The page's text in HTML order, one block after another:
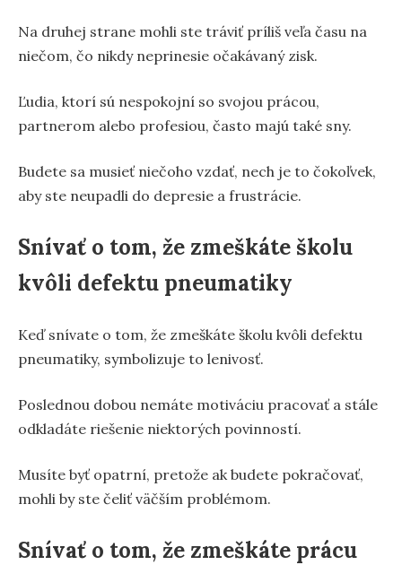
Na druhej strane mohli ste tráviť príliš veľa času na
niečom, čo nikdy neprinesie očakávaný zisk.
Ľudia, ktorí sú nespokojní so svojou prácou,
partnerom alebo profesiou, často majú také sny.
Budete sa musieť niečoho vzdať, nech je to čokoľvek,
aby ste neupadli do depresie a frustrácie.
Snívať o tom, že zmeškáte školu
kvôli defektu pneumatiky
Keď snívate o tom, že zmeškáte školu kvôli defektu
pneumatiky, symbolizuje to lenivosť.
Poslednou dobou nemáte motiváciu pracovať a stále
odkladáte riešenie niektorých povinností.
Musíte byť opatrní, pretože ak budete pokračovať,
mohli by ste čeliť väčším problémom.
Snívať o tom, že zmeškáte prácu